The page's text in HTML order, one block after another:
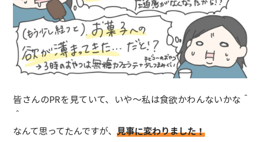
皆さんのPRを見ていて、いや〜私は食欲かわんないかな＾
なんて思ってたんですが、見事に変わりました！